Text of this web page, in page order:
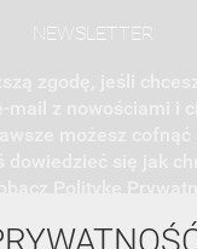
NEWSLETTER